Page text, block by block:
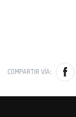
COMPARTIR VÍA: